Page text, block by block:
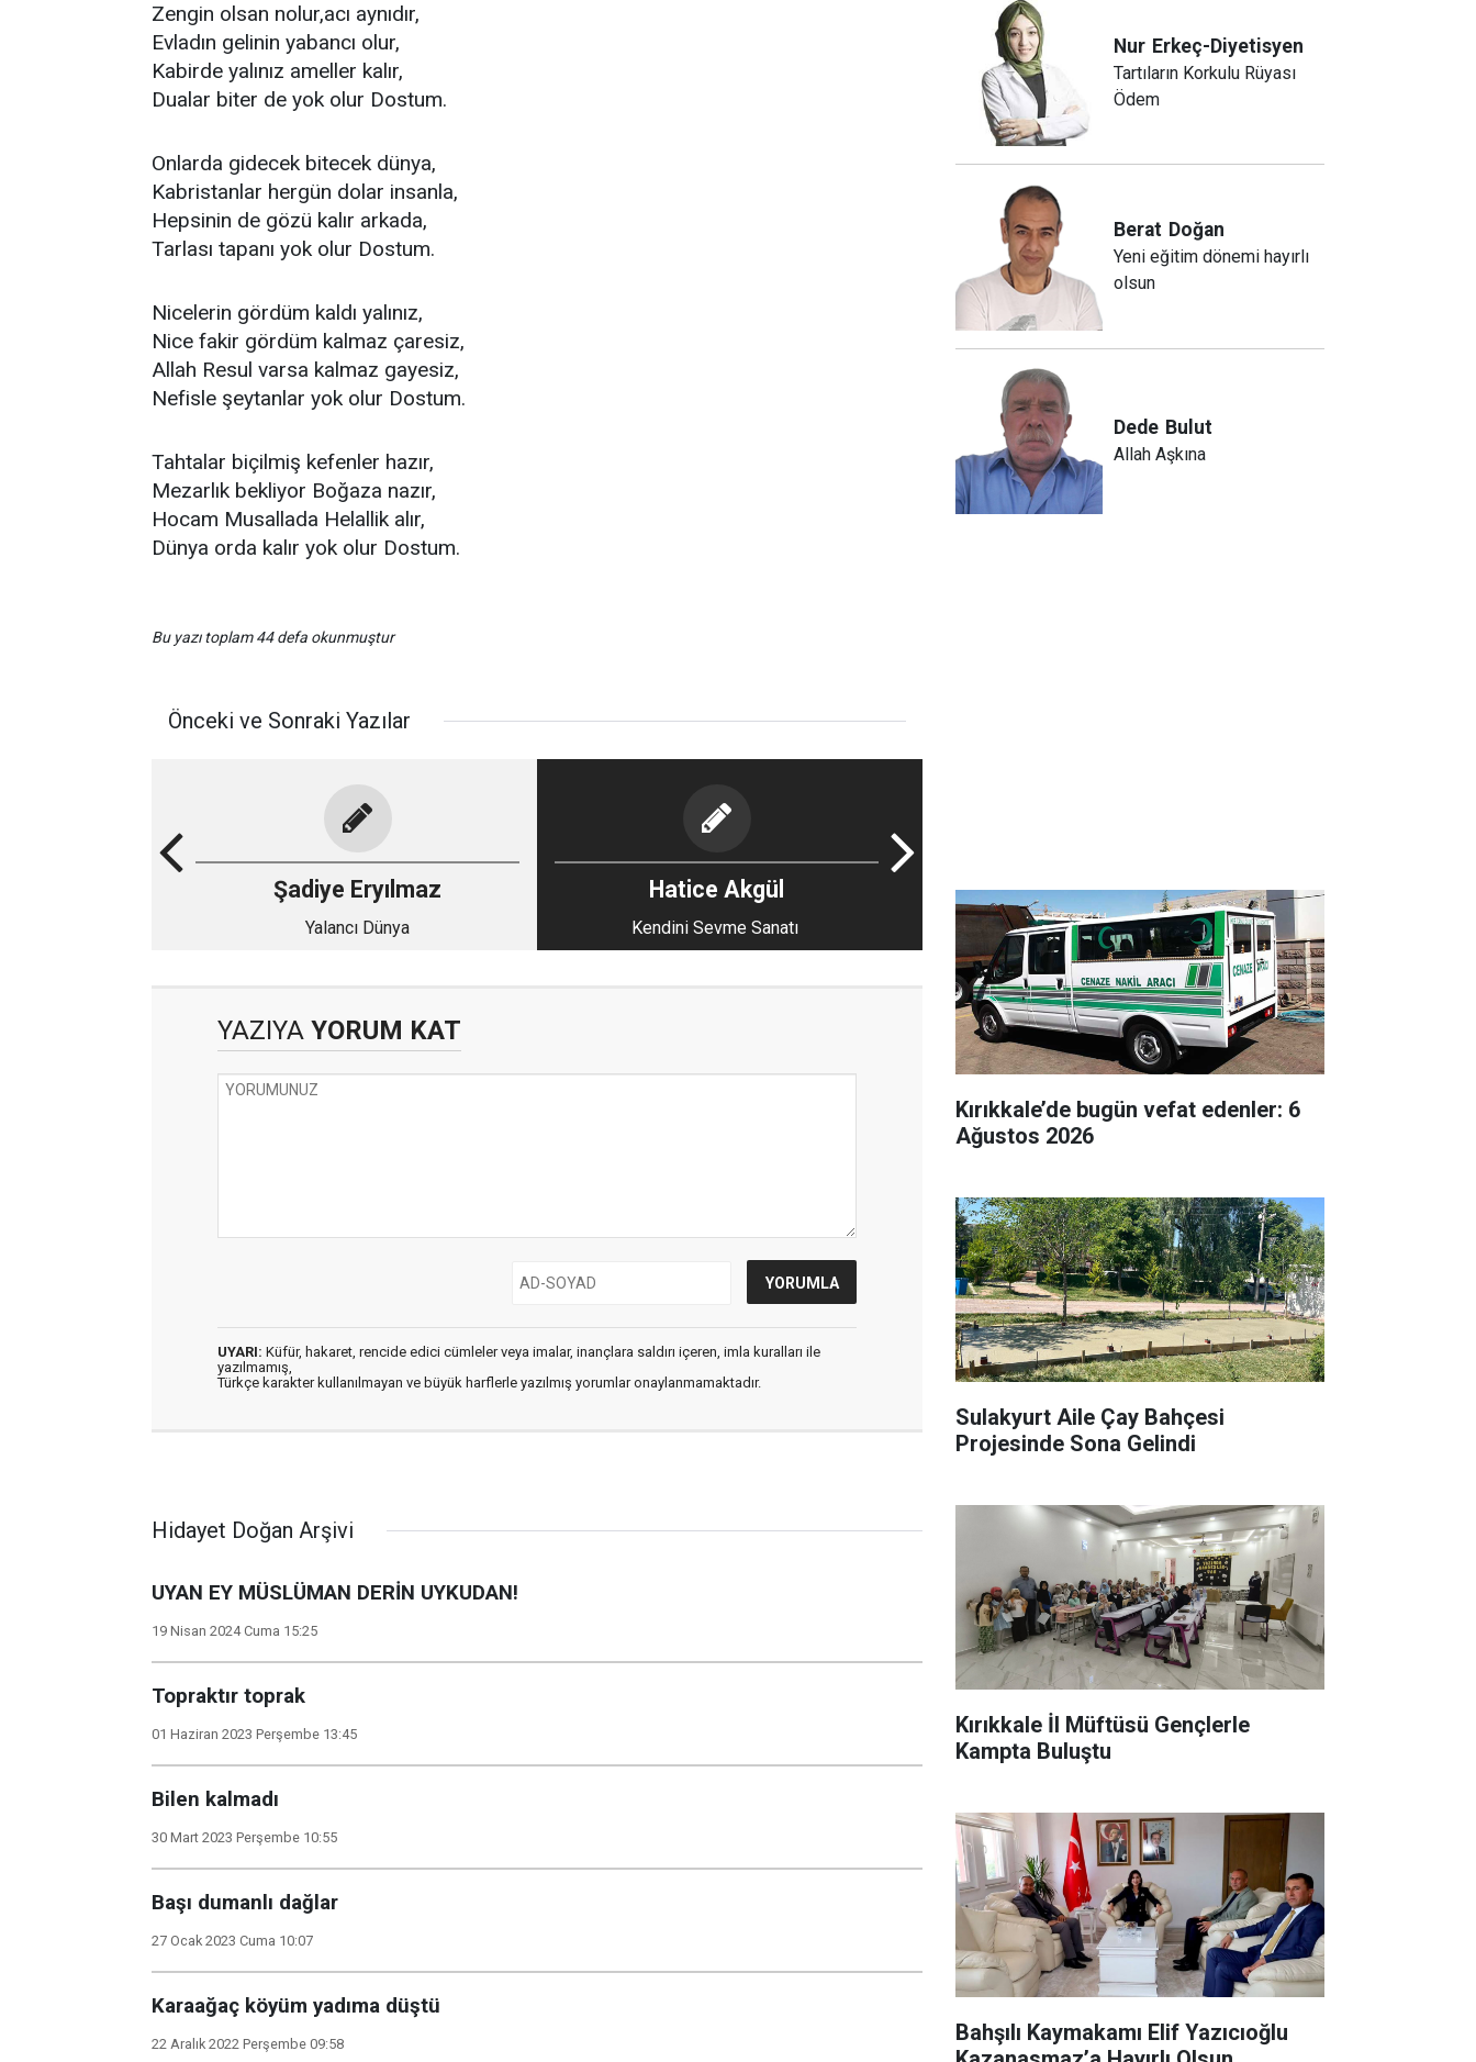
Zengin olsan nolur,acı aynıdır,
Evladın gelinin yabancı olur,
Kabirde yalınız ameller kalır,
Dualar biter de yok olur Dostum.
Onlarda gidecek bitecek dünya,
Kabristanlar hergün dolar insanla,
Hepsinin de gözü kalır arkada,
Tarlası tapanı yok olur Dostum.
Nicelerin gördüm kaldı yalınız,
Nice fakir gördüm kalmaz çaresiz,
Allah Resul varsa kalmaz gayesiz,
Nefisle şeytanlar yok olur Dostum.
Tahtalar biçilmiş kefenler hazır,
Mezarlık bekliyor Boğaza nazır,
Hocam Musallada Helallik alır,
Dünya orda kalır yok olur Dostum.
Bu yazı toplam 44 defa okunmuştur
Önceki ve Sonraki Yazılar
Şadiye Eryılmaz
Yalancı Dünya
Hatice Akgül
Kendini Sevme Sanatı
YAZIYA YORUM KAT
UYARI: Küfür, hakaret, rencide edici cümleler veya imalar, inançlara saldırı içeren, imla kuralları ile
yazılmamış,
Türkçe karakter kullanılmayan ve büyük harflerle yazılmış yorumlar onaylanmamaktadır.
Hidayet Doğan Arşivi
UYAN EY MÜSLÜMAN DERİN UYKUDAN!
19 Nisan 2024 Cuma 15:25
Topraktır toprak
01 Haziran 2023 Perşembe 13:45
Bilen kalmadı
30 Mart 2023 Perşembe 10:55
Başı dumanlı dağlar
27 Ocak 2023 Cuma 10:07
Karaağaç köyüm yadıma düştü
22 Aralık 2022 Perşembe 09:58
Nur Erkeç-Diyetisyen
Tartıların Korkulu Rüyası
Ödem
Berat Doğan
Yeni eğitim dönemi hayırlı
olsun
Dede Bulut
Allah Aşkına
Kırıkkale’de bugün vefat edenler: 6
Ağustos 2026
Sulakyurt Aile Çay Bahçesi
Projesinde Sona Gelindi
Kırıkkale İl Müftüsü Gençlerle
Kampta Buluştu
Bahşılı Kaymakamı Elif Yazıcıoğlu